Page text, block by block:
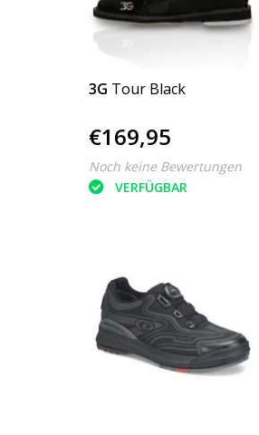
3G Tour Black
€169,95
Noch keine Bewertungen
VERFÜGBAR